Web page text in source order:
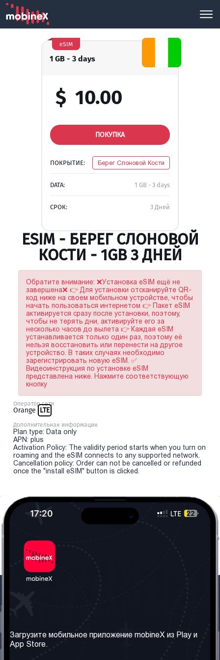
1 GB - 3 days
eSIM
$ 10.00
ПОКУПКА
ПОКРЫТИЕ: Берег Слоновой Кости
DATA: 1 GB - 3 days
СРОК: 3 Дней
ESIM - БЕРЕГ СЛОНОВОЙ
КОСТИ - 1GB 3 ДНЕЙ
Обратите внимание: ❌Установка eSIM ещё не
завершена❌ 👉 Для установки отсканируйте QR-
код ниже на своем мобильном устройстве, чтобы
начать пользоваться интернетом 👉 Пакет eSIM
активируется сразу после установки, поэтому,
чтобы не терять дни, активируйте его за
несколько часов до вылета 👉 Каждая eSIM
устанавливается только один раз, поэтому её
нельзя восстановить или перенести на другое
устройство. В таких случаях необходимо
зарегистрировать новую eSIM. ✅
Видеоинструкция по установке eSIM
представлена ниже. Нажмите соответствующую
кнопку
Оператор сети
Orange LTE
Дополнительная информация
Plan type: Data only
APN: plus
Activation Policy: The validity period starts when you turn on
roaming and the eSIM connects to any supported network.
Cancellation policy: Order can not be cancelled or refunded
once the "install eSIM" button is clicked.
Наши сервисы
Правила и Условия
Загрузите мобильное приложение mobineX из Play и
App Store.